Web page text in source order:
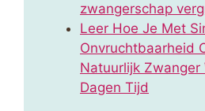
zwangerschap
Leer Hoe Je Met
Onvruchtbaarheid
Natuurlijk Zwanger
Dagen Tijd